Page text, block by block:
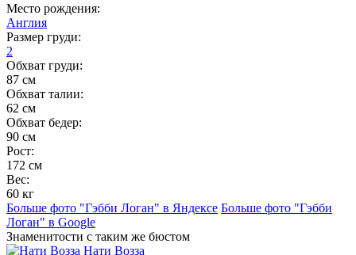
Место рождения:
Англия
Размер груди:
2
Обхват груди:
87 см
Обхват талии:
62 см
Обхват бедер:
90 см
Рост:
172 см
Вес:
60 кг
Больше фото "Гэбби Логан" в Яндексе Больше фото "Гэбби
Логан" в Google
Знаменитости с таким же бюстом
Нати Возза